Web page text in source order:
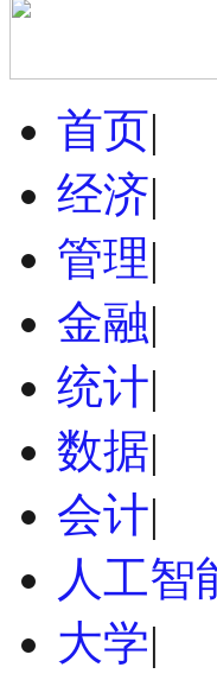
首页|
经济|
管理|
金融|
统计|
数据|
会计|
人工智
大学|